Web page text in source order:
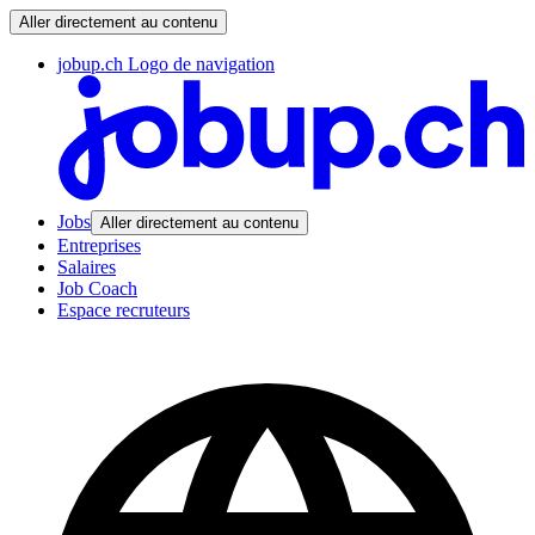
Aller directement au contenu
jobup.ch Logo de navigation
Jobs Aller directement au contenu
Entreprises
Salaires
Job Coach
Espace recruteurs